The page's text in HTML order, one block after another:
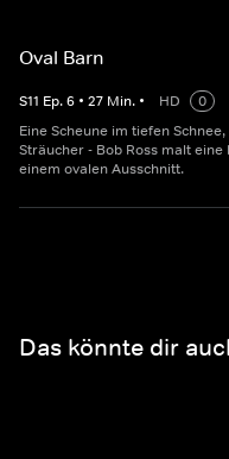
Oval Barn
S11 Ep.6 • 27 Min. • HD
0
Eine Scheune im tiefen
Sträucher - Bob Ross malt
einem ovalen Ausschnitt.
Das könnte dir